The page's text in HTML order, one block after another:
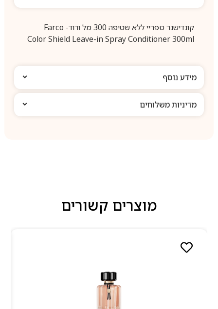
קונדישנר ספריי ללא שטיפה 300 מל ורוד- Farco
Color Shield Leave-in Spray Conditioner 300ml
מידע נוסף
מדיניות משלוחים
מוצרים קשורים